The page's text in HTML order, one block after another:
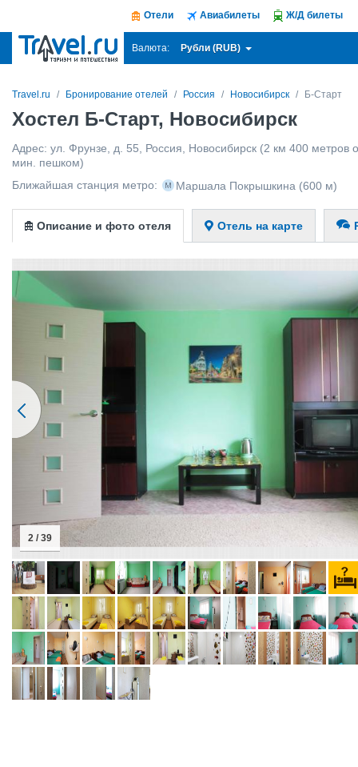
Отели Авиабилеты Ж/Д билеты
Валюта: Рубли (RUB)
Travel.ru Бронирование отелей Россия Новосибирск Б-Старт
Хостел Б-Старт, Новосибирск
Адрес: ул. Фрунзе, д. 55 Россия Новосибирск (2 км 400 метров
мин. пешком)
Ближайшая станция метро:
Маршала Покрышкина (600 м)
Описание и фото отеля Отель на карте
2 / 39